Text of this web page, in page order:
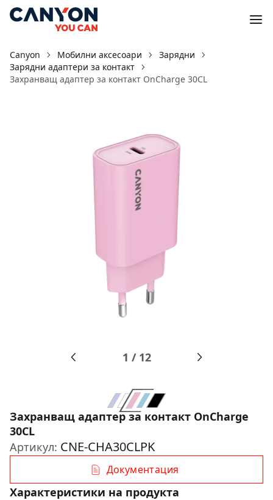
Canyon Мобилни аксесоари
Зарядни
Зарядни адаптери за контакт
Захранващ адаптер за контакт OnCharge 30CL
1 / 12
Захранващ адаптер за контакт OnCharge
30CL
Артикул: CNE-CHA30CLPK
Документация
Характеристики на продукта